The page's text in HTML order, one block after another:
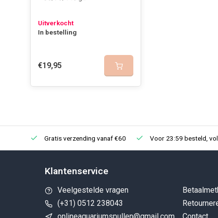
colin C.hughes
Geplaatst op 07/08/2025
R.c.p. Van Hassel
Had dit nodig voor fermentatie en ontwikkelen van
Philippe Beernaert
Uitverkocht
In bestelling
€19,95
Gratis verzending vanaf €60 Voor 23:59 besteld,
Klantenservice
Veelgestelde vragen
(+31) 0512 238043